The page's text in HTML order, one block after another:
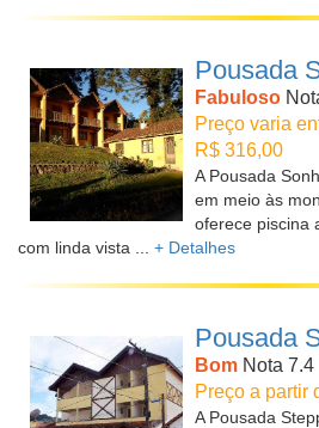
Pousada
Fabuloso
Preço varia
R$ 316,00
A Pousada
em meio às
oferece piscina
com linda vista ... + Detalhes
Pousada
Bom Nota 7.4
Preço a partir
A Pousada